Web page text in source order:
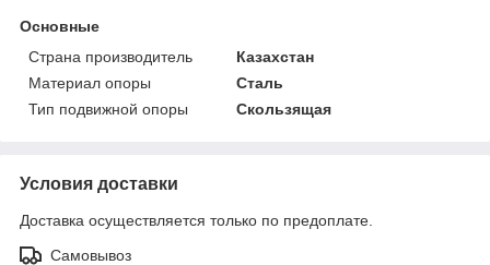
Основные
Страна производитель
Казахстан
Материал опоры
Сталь
Тип подвижной опоры
Скользящая
Условия доставки
Доставка осуществляется только по предоплате.
Самовывоз